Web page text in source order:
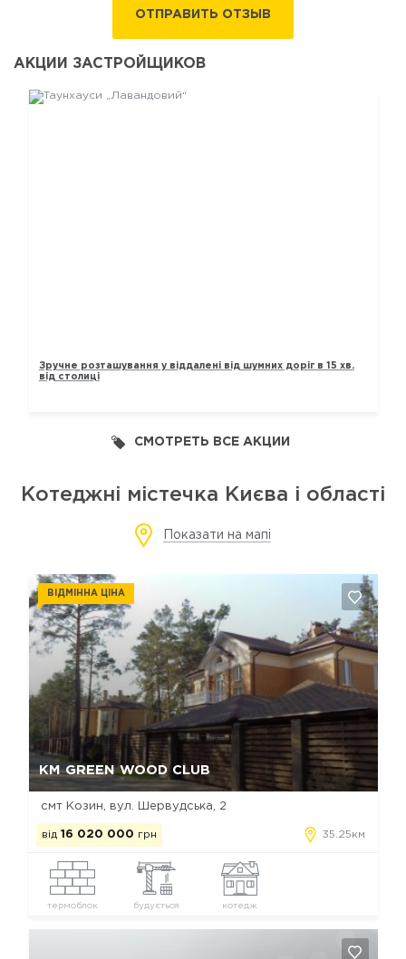
ОТПРАВИТЬ ОТЗЫВ
АКЦИИ ЗАСТРОЙЩИКОВ
Зручне розташування у віддалені від шумних доріг в 15 хв.
від столиці
СМОТРЕТЬ ВСЕ АКЦИИ
Котеджні містечка Києва і області
Показати на мапі
КМ GREEN WOOD CLUB
ВІДМІННА ЦІНА
смт Козин, вул. Шервудська, 2
від 16 020 000 грн 35.25км
термоблок будується котедж
Відміна